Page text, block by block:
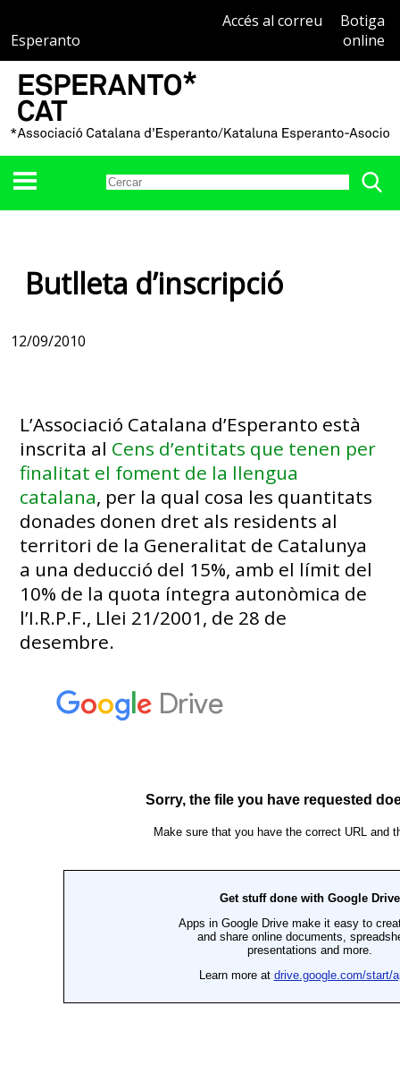
Esperanto
Accés al correu
Botiga
online
Butlleta d’inscripció
12/09/2010
L’Associació Catalana d’Esperanto està
inscrita al Cens d’entitats que tenen per
finalitat el foment de la llengua
catalana, per la qual cosa les quantitats
donades donen dret als residents al
territori de la Generalitat de Catalunya
a una deducció del 15%, amb el límit del
10% de la quota íntegra autonòmica de
l’I.R.P.F., Llei 21/2001, de 28 de
desembre.